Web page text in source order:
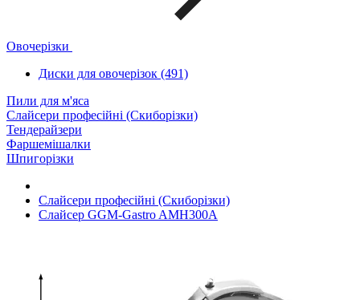
Овочерізки
Диски для овочерізок (491)
Пили для м'яса
Слайсери професійні (Скиборізки)
Тендерайзери
Фаршемішалки
Шпигорізки
Слайсери професійні (Скиборізки)
Слайсер GGM-Gastro AMH300A